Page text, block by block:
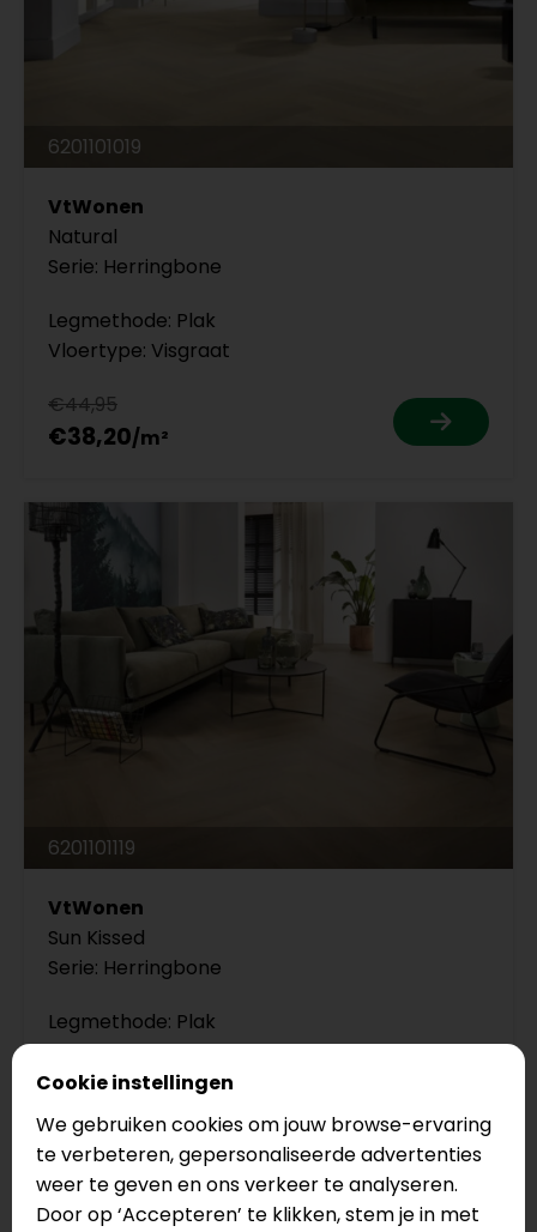
6201101019
VtWonen
Natural
Serie: Herringbone
Legmethode: Plak
Vloertype: Visgraat
€44,95
€38,20
6201101119
VtWonen
Sun Kissed
Serie: Herringbone
Legmethode: Plak
Vloertype: Visgraat
€38,20
Cookie instellingen
We gebruiken cookies om jouw browse-ervaring
te verbeteren, gepersonaliseerde advertenties
weer te geven en ons verkeer te analyseren.
Door op ‘Accepteren’ te klikken, stem je in met